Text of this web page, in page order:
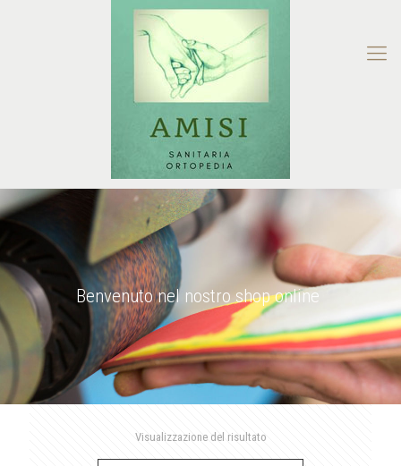
Benvenuto nel nostro shop online
Visualizzazione del risultato